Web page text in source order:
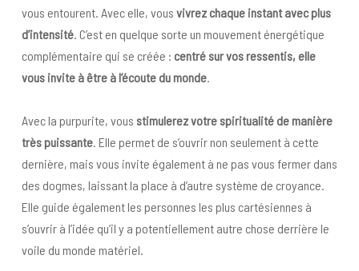
vous entourent. Avec elle, vous vivrez chaque instant avecplus
d’intensité. C’est en quelque sorte un mouvement énergétique
complémentaire qui se créée : centré sur vos ressentis, elle
vous invite à être à l’écoute du monde.
Avec la purpurite, vous stimulerez votre spiritualité de manière
très puissante. Elle permet de s’ouvrir non seulement à cette
dernière, mais vous invite également à ne pas vous fermer dans
des dogmes, laissant la place à d’autre système de croyance.
Elle guide également les personnes les plus cartésiennes à
s’ouvrir à l’idée qu’il y a potentiellement autre chose derrière le
voile du monde matériel.